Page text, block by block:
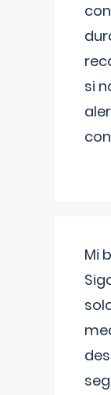
si
Mi